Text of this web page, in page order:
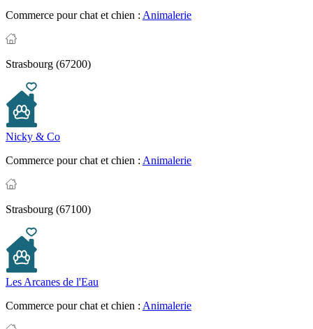
Commerce pour chat et chien : Animalerie
Strasbourg (67200)
Nicky & Co
Commerce pour chat et chien : Animalerie
Strasbourg (67100)
Les Arcanes de l'Eau
Commerce pour chat et chien : Animalerie